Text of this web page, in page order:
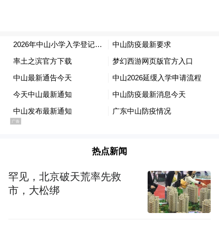
热点新闻
罕见，北京破天荒率先救
市，大松绑